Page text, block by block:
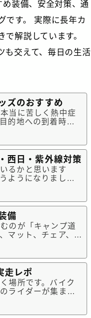
装備、安全対策、通
です。 実際に長年カ
解説しています。
も交えて、毎日の生活
ズのおすすめ
当に苦しく熱中症
的地への到着時間
西日・紫外線対策
るかと思います
ようになりました
備
のが「キャンプ道
マット、チェア、ラ
走レポ
場所です。バイク
ライダーが集まる